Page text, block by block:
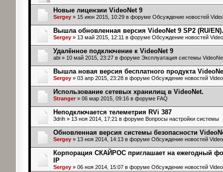
Новые лицензии VideoNet 9
Sergey» 15 июн 2015, 10:29 в форуме Обсуждение новостей
Вышла обновленная версия VideoNet 9 SP2 (RU/EN).
Sergey» 13 май 2015, 12:11 в форуме Обсуждение новостей
Удалённое подключение к VideoNet 9
abi» 10 май 2015, 23:27 в форуме Эксплуатация системы
Вышла новая версия бесплатного продукта
Sergey» 03 апр 2015, 23:28 в форуме Обсуждение новостей
Использование сетевых хранилищ в VideoNet.
Stranger» 06 мар 2015, 09:16 в форуме FAQ
Неподключается телеметрия RVi 387
3drih» 13 ноя 2014, 17:21 в форуме Вопросы настройки системы
Обновленная версия системы безопасности
Sergey» 13 ноя 2014, 14:13 в форуме Обсуждение новостей
Корпорация СКАЙРОС приглашает на ежегодный
IP
Sergey» 06 ноя 2014, 15:07 в форуме Обсуждение новостей